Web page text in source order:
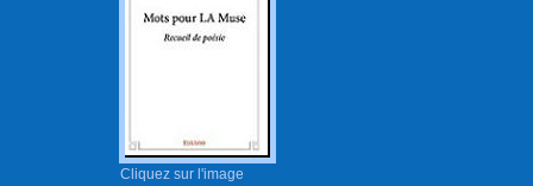
Cliquez sur l'image